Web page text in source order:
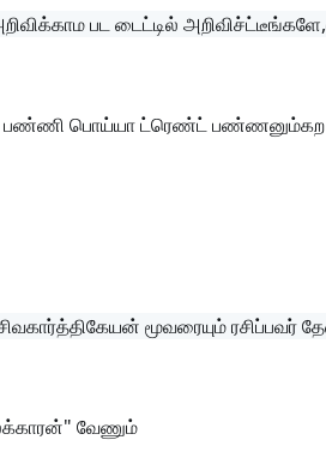
பட டைட்டில்
பொய்யா ட்ரெண்ட்
மூவரையும்
வேணும்